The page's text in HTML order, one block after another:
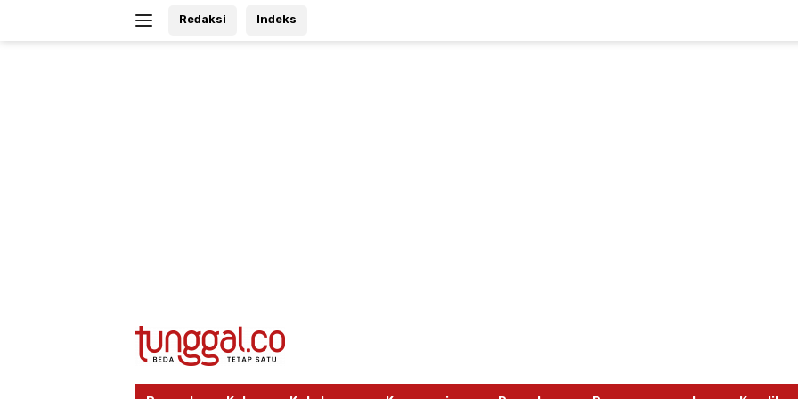
Redaksi Indeks